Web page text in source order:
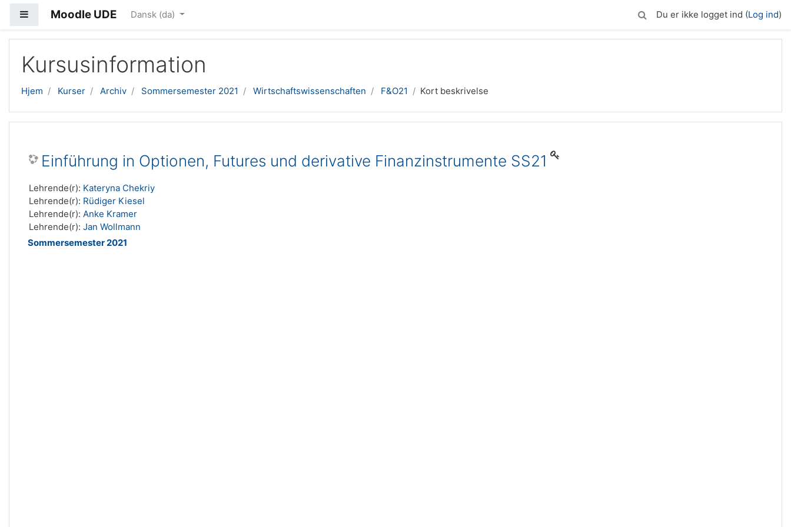
SidepanelMoodle UDE Dansk ‎(da)‎ Du er ikke logget ind (Log ind)
Kursusinformation
Hjem Kurser Archiv Sommersemester 2021 Wirtschaftswissenschaften F&O21 Kort beskrivelse
Einführung in Optionen, Futures und derivative Finanzinstrumente SS21
Lehrende(r): Kateryna Chekriy
Lehrende(r): Rüdiger Kiesel
Lehrende(r): Anke Kramer
Lehrende(r): Jan Wollmann
Sommersemester 2021